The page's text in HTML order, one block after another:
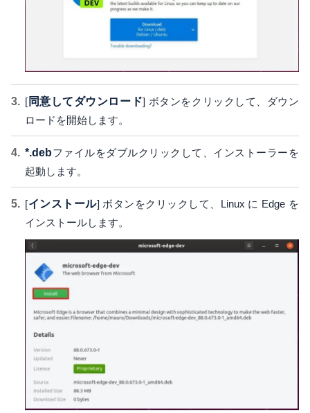
[ 同意してダウンロード] ボタンをクリックして、ダウン
ロードを開始します。
*.debファイルをダブルクリックして、インストーラーを
起動します。
[インストール] ボタンをクリックして、Linux に Edge を
インストールします。